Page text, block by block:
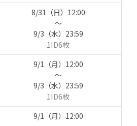
8/31（日）12:00
～
9/3（水）23:59
1ID6枚
9/1（月）12:00
～
9/3（水）23:59
1ID6枚
9/1（月）12:00